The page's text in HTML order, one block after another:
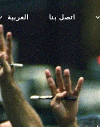
اتصل بنا العربية